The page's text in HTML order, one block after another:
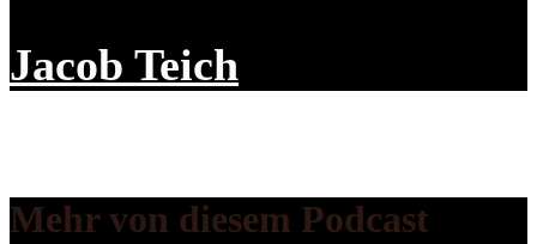
Jacob Teich
Mehr von diesem Podcast